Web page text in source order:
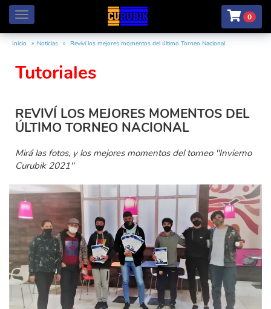
Menú 0
Inicio Noticias Reviví los mejores momentos del último Torneo Nacional
Tutoriales
REVIVÍ LOS MEJORES MOMENTOS DEL
ÚLTIMO TORNEO NACIONAL
Mirá las fotos, y los mejores momentos del torneo "Invierno
Curubik 2021"